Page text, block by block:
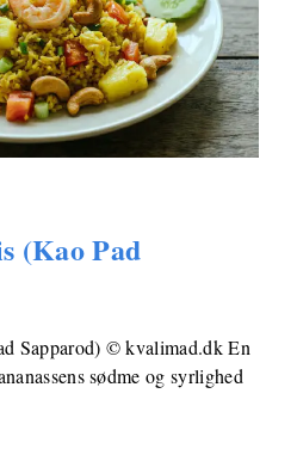
(Kao Pad
Sapparod) © kvalimad.dk En
sødme og syrlighed